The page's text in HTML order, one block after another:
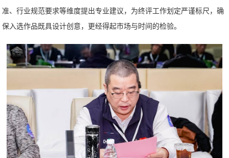
准、行业规范要求等维度提出专业建议，为终评工作划定严谨标尺，确
保入选作品既具设计创意，更经得起市场与时间的检验。